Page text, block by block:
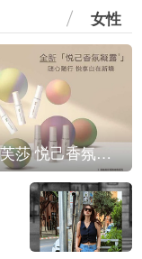
女性
IPSA茵芙莎 悦己香氛凝露上市